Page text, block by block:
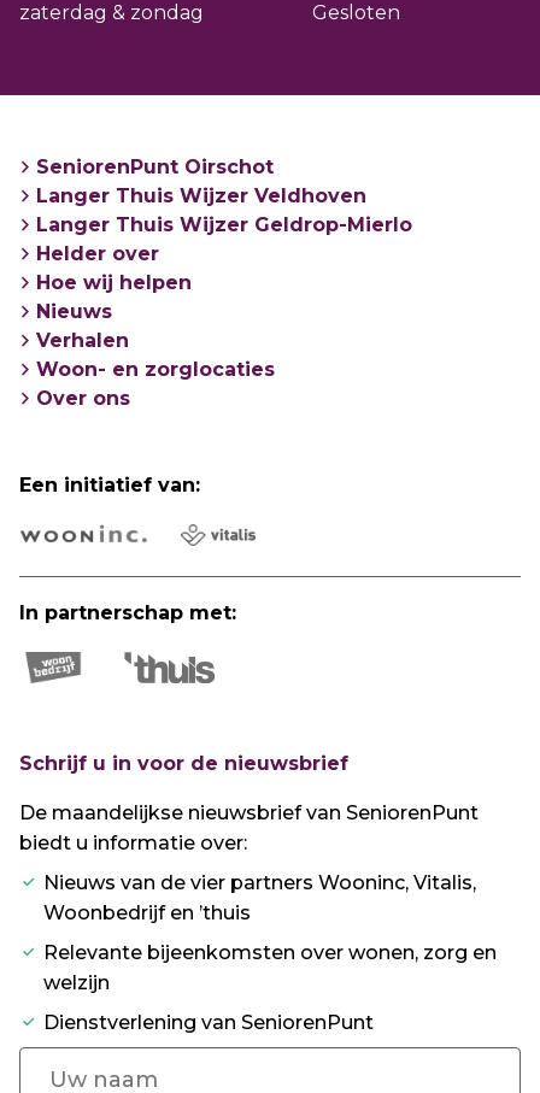
zaterdag & zondag
Gesloten
SeniorenPunt Oirschot
Langer Thuis Wijzer Veldhoven
Langer Thuis Wijzer Geldrop-Mierlo
Helder over
Hoe wij helpen
Nieuws
Verhalen
Woon- en zorglocaties
Over ons
Een initiatief van:
In partnerschap met:
Schrijf u in voor de nieuwsbrief
De maandelijkse nieuwsbrief van SeniorenPunt
biedt u informatie over:
Nieuws van de vier partners Wooninc, Vitalis,
Woonbedrijf en ’thuis
Relevante bijeenkomsten over wonen, zorg en
welzijn
Dienstverlening van SeniorenPunt